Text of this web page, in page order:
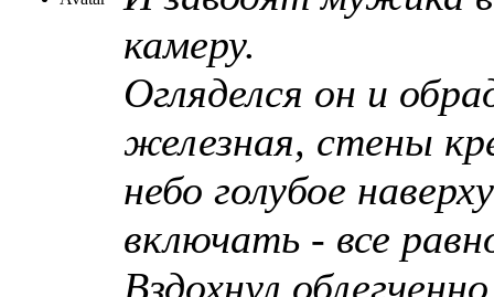
камеру.
Огляделся он и
железная, стены
небо голубое
включать - все
Вздохнул